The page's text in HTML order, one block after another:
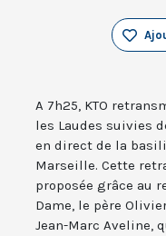
A 7h25, KTO
les Laudes suivies
en direct de la
Marseille. Cette
proposée grâce au
Dame, le père
Jean-Marc Aveline,